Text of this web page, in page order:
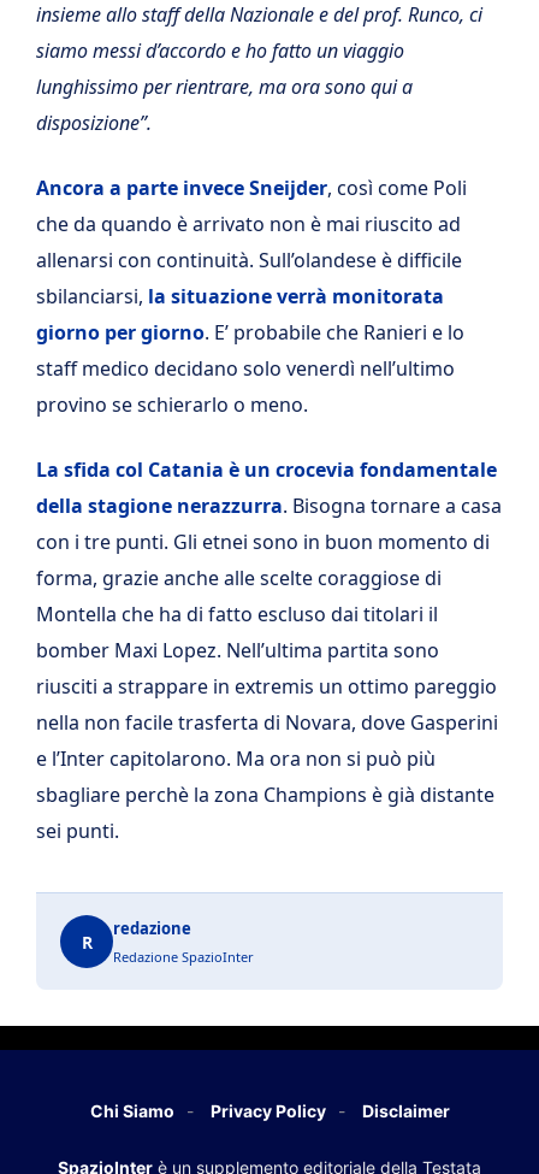
insieme allo staff della Nazionale e del prof. Runco, ci
siamo messi d’accordo e ho fatto un viaggio
lunghissimo per rientrare, ma ora sono qui a
disposizione”.
Ancora a parte invece Sneijder, così come Poli
che da quando è arrivato non è mai riuscito ad
allenarsi con continuità. Sull’olandese è difficile
sbilanciarsi, la situazione verrà monitorata
giorno per giorno. E’ probabile che Ranieri e lo
staff medico decidano solo venerdì nell’ultimo
provino se schierarlo o meno.
La sfida col Catania è un crocevia fondamentale
della stagione nerazzurra. Bisogna tornare a casa
con i tre punti. Gli etnei sono in buon momento di
forma, grazie anche alle scelte coraggiose di
Montella che ha di fatto escluso dai titolari il
bomber Maxi Lopez. Nell’ultima partita sono
riusciti a strappare in extremis un ottimo pareggio
nella non facile trasferta di Novara, dove Gasperini
e l’Inter capitolarono. Ma ora non si può più
sbagliare perchè la zona Champions è già distante
sei punti.
R
redazione
Redazione SpazioInter
Chi Siamo Privacy Policy Disclaimer
SpazioInter è un supplemento editoriale della Testata